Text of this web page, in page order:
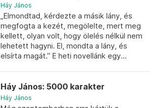
Háy János
„Elmondtad, kérdezte a másik lány, és
megfogta a kezét, megölelte, mert meg
kellett, olyan volt, hogy ölelés nélkül nem
lehetett hagyni. El, mondta a lány, és
elsírta magát.” E heti novellánk egy...
Háy János: 5000 karakter
Háy János